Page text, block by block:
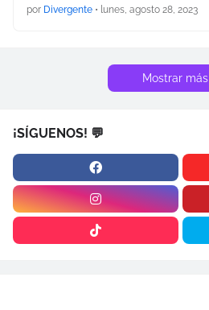
por Divergente • lunes, agosto 28, 2023
Mostrar más
¡SÍGUENOS! 💬